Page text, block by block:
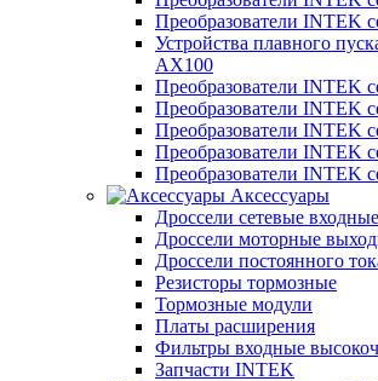
Преобразователи INTEK
Устройства плавного
AX100
Преобразователи INTEK
Преобразователи INTEK
Преобразователи INTEK
Преобразователи INTEK
Преобразователи INTEK
Аксессуары
Дроссели сетевые входные
Дроссели моторные
Дроссели постоянного
Резисторы тормозные
Тормозные модули
Платы расширения
Фильтры входные
Запчасти INTEK